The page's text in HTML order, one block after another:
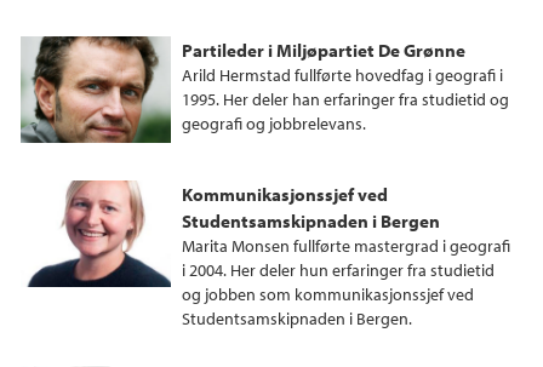
Partileder i Miljøpartiet De Grønne
Arild Hermstad fullførte hovedfag i geografi i
1995. Her deler han erfaringer fra studietid og
geografi og jobbrelevans.
Kommunikasjonssjef ved
Studentsamskipnaden i Bergen
Marita Monsen fullførte mastergrad i geografi
i 2004. Her deler hun erfaringer fra studietid
og jobben som kommunikasjonssjef ved
Studentsamskipnaden i Bergen.